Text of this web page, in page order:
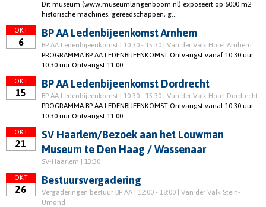
Dit museum (www.museumlangenboom.nl) exposeert op 6000 m2
historische machines, gereedschappen, g...
OKT
6
BP AA Ledenbijeenkomst Arnhem
BP AA Ledenbijeenkomst | 10:30 - 15:30 | Van der Valk Hotel Arnhem
PROGRAMMA BP AA LEDENBIJEENKOMST Ontvangst vanaf 10:30 uur
10:30 uur Ontvangst 11:00 ...
OKT
15
BP AA Ledenbijeenkomst Dordrecht
BP AA Ledenbijeenkomst | 10:30 - 15:30 | Van der Valk Hotel Dordrecht
PROGRAMMA BP AA LEDENBIJEENKOMST Ontvangst vanaf 10:30 uur
10:30 uur Ontvangst 11:00 ...
OKT
21
SV Haarlem/Bezoek aan het Louwman
Museum te Den Haag / Wassenaar
SV-Haarlem | 13:30
OKT
26
Bestuursvergadering
Vergaderingen bestuur BP AA | 12:00 - 18:00 | Van der Valk Stein-
Umond